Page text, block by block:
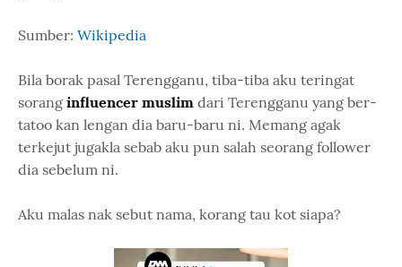
Sumber: Wikipedia
Bila borak pasal Terengganu, tiba-tiba aku teringat
sorang influencer muslim dari Terengganu yang ber-
tatoo kan lengan dia baru-baru ni. Memang agak
terkejut jugakla sebab aku pun salah seorang follower
dia sebelum ni.
Aku malas nak sebut nama, korang tau kot siapa?